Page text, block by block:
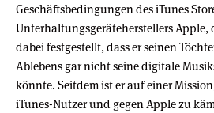
Geschäftsbedingungen des iTunes
Unterhaltungsgeräteherstellers
dabei festgestellt, dass er seinen
Ablebens gar nicht seine digitale
könnte. Seitdem ist er auf einer
iTunes-Nutzer und gegen Apple zu